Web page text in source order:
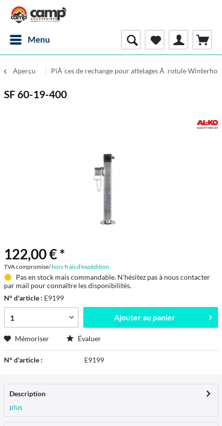
Menu
Aperçu PiÃ¨ces de rechange pour attelages Ã rotule Winterhoff
SF 60-19-400
122,00 € *
TVA compromise/hors frais d'expédition
Pas en stock mais commandable. N'hésitez pas à nous contacter
par mail pour connaître les disponibilités.
N° d'article : E9199
Ajouter au panier
Mémoriser Évaluer
N° d'article : E9199
Description
plus